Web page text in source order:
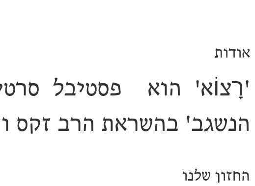
אודות
'רָצוֹא' הוא פסטיבל
הנשגב' בהשראת הרב זקס
החזון שלנו